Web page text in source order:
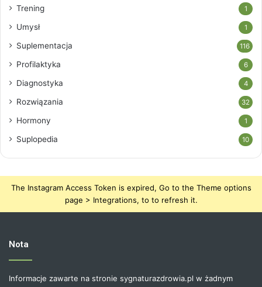
Trening 1
Umysł 1
Suplementacja 116
Profilaktyka 6
Diagnostyka 4
Rozwiązania 32
Hormony 1
Suplopedia 10
The Instagram Access Token is expired, Go to the Theme options
page > Integrations, to to refresh it.
Nota
Informacje zawarte na stronie sygnaturazdrowia.pl w żadnym